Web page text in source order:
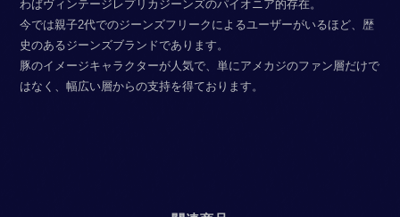
わばヴィンテージレプリカジーンズのパイオニア的存在。
今では親子2代でのジーンズフリークによるユーザーがいるほど、歴
史のあるジーンズブランドであります。
豚のイメージキャラクターが人気で、単にアメカジのファン層だけで
はなく、幅広い層からの支持を得ております。